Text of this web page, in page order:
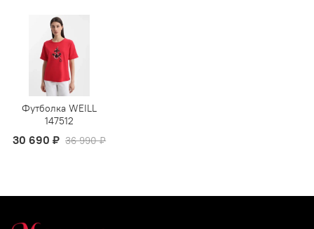
Футболка WEILL
147512
30 690 ₽ 36 990 ₽